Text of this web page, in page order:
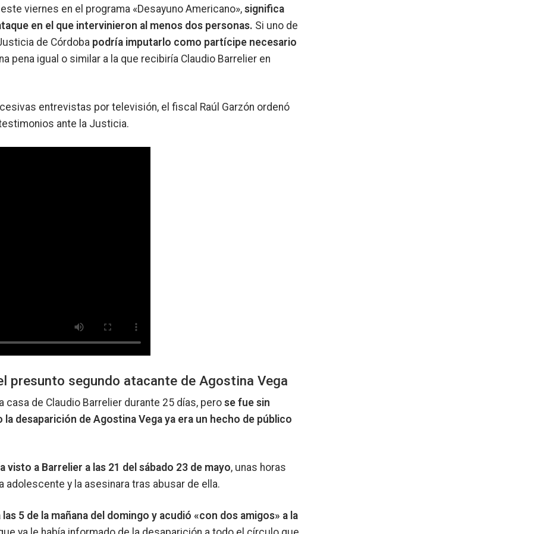
viernes en el programa «Desayuno Americano», significa
en el que intervinieron al menos dos personas. Si uno de
de Córdoba podría imputarlo como partícipe necesario
pena igual o similar a la que recibiría Claudio Barrelier en
entrevistas por televisión, el fiscal Raúl Garzón ordenó
ante la Justicia.
presunto segundo atacante de Agostina Vega
casa de Claudio Barrelier durante 25 días, pero se fue sin
desaparición de Agostina Vega ya era un hecho de público
a Barrelier a las 21 del sábado 23 de mayo, unas horas
y la asesinara tras abusar de ella.
5 de la mañana del domingo y acudió «con dos amigos» a la